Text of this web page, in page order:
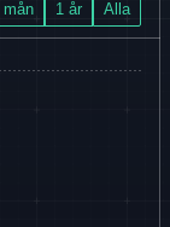
mån 1 år Alla